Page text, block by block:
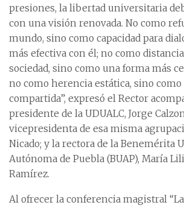
presiones, la libertad universitaria
con una visión renovada. No como
mundo, sino como capacidad para
más efectiva con él; no como
sociedad, sino como una forma más
no como herencia estática, sino como
compartida”, expresó el Rector
presidente de la UDUALC, Jorge
vicepresidenta de esa misma
Nicado; y la rectora de la Benemérita
Autónoma de Puebla (BUAP), María
Ramírez.
Al ofrecer la conferencia magistral